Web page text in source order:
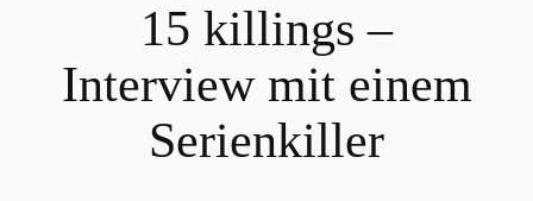
15 killings –
Interview mit einem
Serienkiller